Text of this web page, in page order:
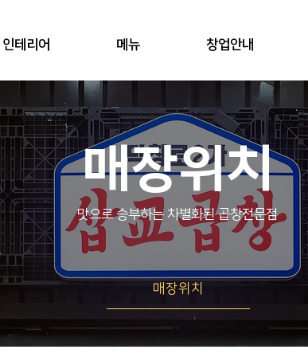
인테리어 메뉴 창업안내
매장위치
​맛으로 승부하는 차별화된 곱창전문점
매장위치